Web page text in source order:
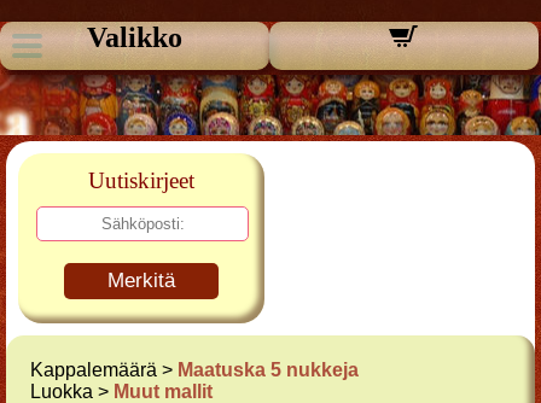
Valikko
Uutiskirjeet
Merkitä
Kappalemäärä > Maatuska 5 nukkeja
Luokka > Muut mallit